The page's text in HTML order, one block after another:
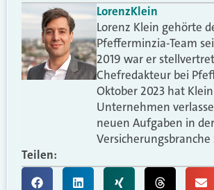
LorenzKlein
Lorenz Klein gehörte
Pfefferminzia-Team
2019 war er
Chefredakteur bei
Oktober 2023 hat
Unternehmen
neuen Aufgaben in der
Teilen: